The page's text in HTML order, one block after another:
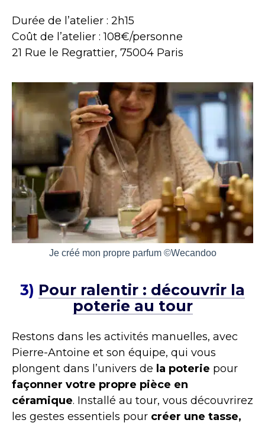
Durée de l’atelier : 2h15
Coût de l’atelier : 108€/personne
21 Rue le Regrattier, 75004 Paris
Je créé mon propre parfum ©Wecandoo
3) Pour ralentir : découvrir la
poterie au tour
Restons dans les activités manuelles, avec
Pierre-Antoine et son équipe, qui vous
plongent dans l’univers de la poterie pour
façonner votre propre pièce en
céramique. Installé au tour, vous découvrirez
les gestes essentiels pour créer une tasse,